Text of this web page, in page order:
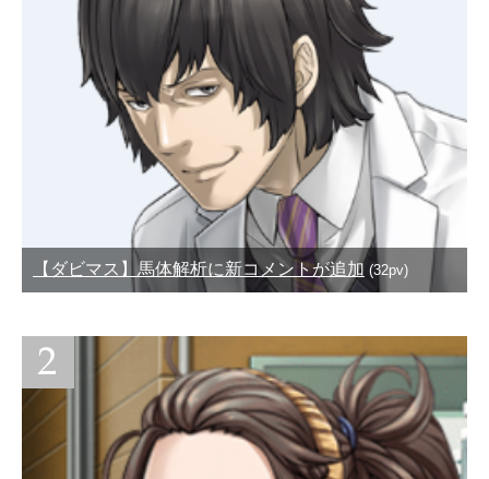
【ダビマス】馬体解析に新コメントが追加 (32pv)